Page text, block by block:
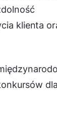
klienta
dla